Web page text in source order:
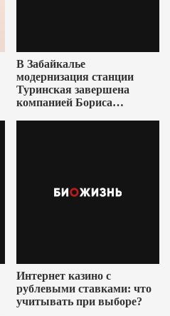
В Забайкалье
модернизация станции
Туринская завершена
компанией Бориса
Интернет казино с
рублевыми ставками: что
учитывать при выборе?